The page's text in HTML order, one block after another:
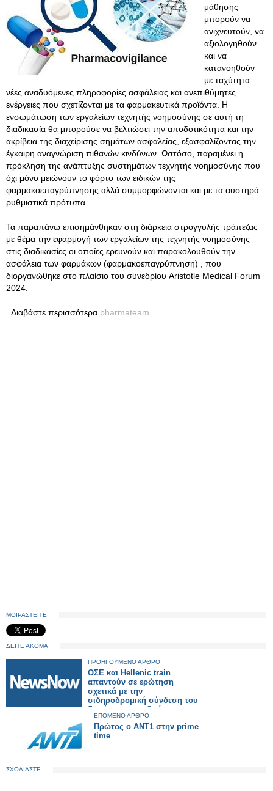
μάθησης
μπορούν να
ανιχνευτούν, να
αξιολογηθούν
και να
κατανοηθούν
με ταχύτητα
νέες αναδυόμενες πληροφορίες ασφάλειας και ανεπιθύμητες
ενέργειες που σχετίζονται με τα φαρμακευτικά προϊόντα. Η
ενσωμάτωση των εργαλείων τεχνητής νοημοσύνης σε αυτή τη
διαδικασία θα μπορούσε να βελτιώσει την αποδοτικότητα και την
ακρίβεια της διαχείρισης σημάτων ασφαλείας, εξασφαλίζοντας την
έγκαιρη αναγνώριση πιθανών κινδύνων. Ωστόσο, παραμένει η
πρόκληση της ανάπτυξης συστημάτων τεχνητής νοημοσύνης που
όχι μόνο μειώνουν το φόρτο των ειδικών της
φαρμακοεπαγρύπνησης αλλά συμμορφώνονται και με τα αυστηρά
ρυθμιστικά πρότυπα.
Τα παραπάνω επισημάνθηκαν στη διάρκεια στρογγυλής τράπεζας
με θέμα την εφαρμογή των εργαλείων της τεχνητής νοημοσύνης
στις διαδικασίες οι οποίες ερευνούν και παρακολουθούν την
ασφάλεια των φαρμάκων (φαρμακοεπαγρύπνηση) , που
διοργανώθηκε στo πλαίσιo του συνεδρίου Aristotle Medical Forum
2024.
Διαβάστε περισσότερα pharmateam
ΜΟΙΡΑΣΤΕΙΤΕ
ΔΕΙΤΕ ΑΚΟΜΑ
ΠΡΟΗΓΟΥΜΕΝΟ ΑΡΘΡΟ
ΟΣΕ και Hellenic train
απαντούν σε ερώτηση
σχετικά με την
σιδηροδρομική σύνδεση του
δικτύου με την Θράκη
ΕΠΟΜΕΝΟ ΑΡΘΡΟ
Πρώτος ο ΑΝΤ1 στην prime
time
ΣΧΟΛΙΑΣΤΕ